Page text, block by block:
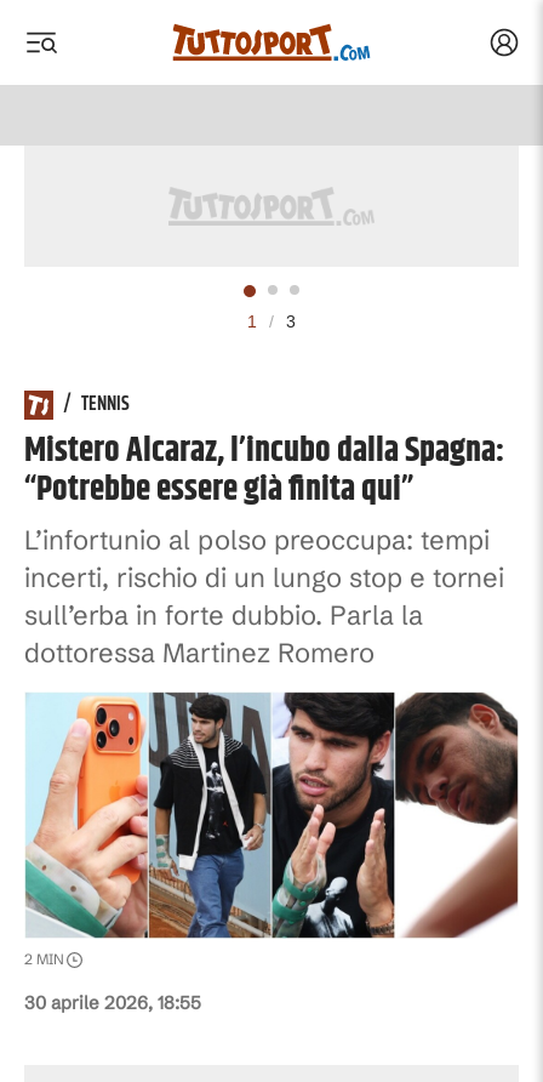
1 / 3
/ TENNIS
Mistero Alcaraz, l’incubo dalla Spagna:
“Potrebbe essere già finita qui”
L’infortunio al polso preoccupa: tempi
incerti, rischio di un lungo stop e tornei
sull’erba in forte dubbio. Parla la
dottoressa Martinez Romero
30 aprile 2026, 18:55
2 MIN